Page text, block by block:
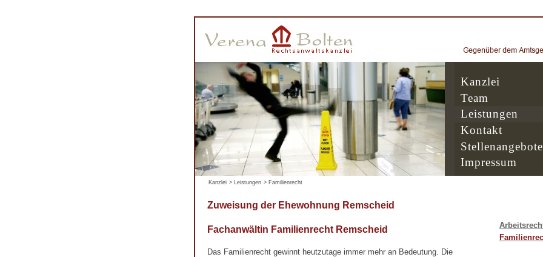
Kanzlei
Team
Leistungen
Kontakt
Stellenangebote
Impressum
Kanzlei > Leistungen > Familienrecht
Zuweisung der Ehewohnung Remscheid
Fachanwältin Familienrecht Remscheid
Das Familienrecht gewinnt heutzutage immer mehr an Bedeutung. Die